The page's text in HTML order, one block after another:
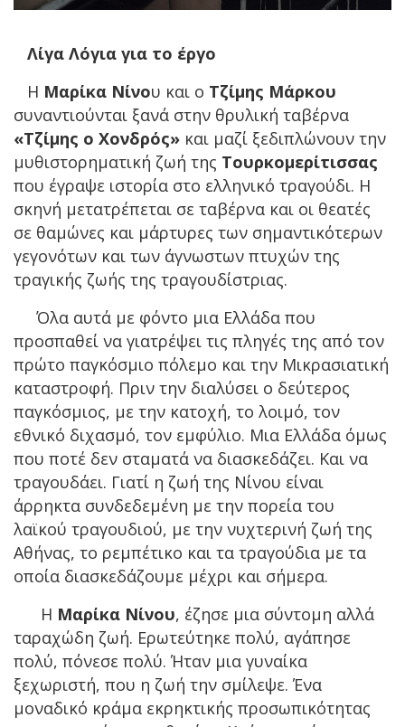
Λίγα Λόγια για το έργο
Η Μαρίκα Νίνου και ο Τζίμης Μάρκου
συναντιούνται ξανά στην θρυλική ταβέρνα
«Τζίμης ο Χονδρός» και μαζί ξεδιπλώνουν την
μυθιστορηματική ζωή της Τουρκομερίτισσας
που έγραψε ιστορία στο ελληνικό τραγούδι. Η
σκηνή μετατρέπεται σε ταβέρνα και οι θεατές
σε θαμώνες και μάρτυρες των σημαντικότερων
γεγονότων και των άγνωστων πτυχών της
τραγικής ζωής της τραγουδίστριας.
Όλα αυτά με φόντο μια Ελλάδα που
προσπαθεί να γιατρέψει τις πληγές της από τον
πρώτο παγκόσμιο πόλεμο και την Μικρασιατική
καταστροφή. Πριν την διαλύσει ο δεύτερος
παγκόσμιος, με την κατοχή, το λοιμό, τον
εθνικό διχασμό, τον εμφύλιο. Μια Ελλάδα όμως
που ποτέ δεν σταματά να διασκεδάζει. Και να
τραγουδάει. Γιατί η ζωή της Νίνου είναι
άρρηκτα συνδεδεμένη με την πορεία του
λαϊκού τραγουδιού, με την νυχτερινή ζωή της
Αθήνας, το ρεμπέτικο και τα τραγούδια με τα
οποία διασκεδάζουμε μέχρι και σήμερα.
Η Μαρίκα Νίνου, έζησε μια σύντομη αλλά
ταραχώδη ζωή. Ερωτεύτηκε πολύ, αγάπησε
πολύ, πόνεσε πολύ. Ήταν μια γυναίκα
ξεχωριστή, που η ζωή την σμίλεψε. Ένα
μοναδικό κράμα εκρηκτικής προσωπικότητας